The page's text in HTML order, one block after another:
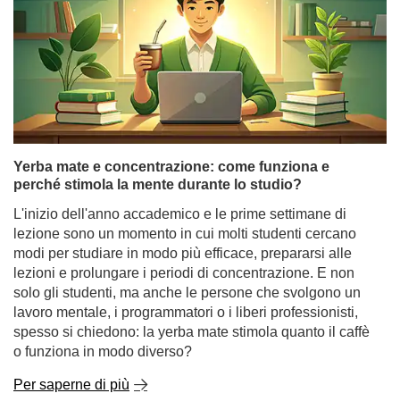
Yerba mate e concentrazione: come funziona e
L'inizio dell'anno accademico e le prime settimane di
lezione sono un momento in cui molti studenti cercano
modi per studiare in modo più efficace, prepararsi alle
lezioni e prolungare i periodi di concentrazione. E non
solo gli studenti, ma anche le persone che svolgono un
lavoro mentale, i programmatori o i liberi professionisti,
spesso si chiedono: la yerba mate stimola quanto il caffè
o funziona in modo diverso?
Per saperne di più